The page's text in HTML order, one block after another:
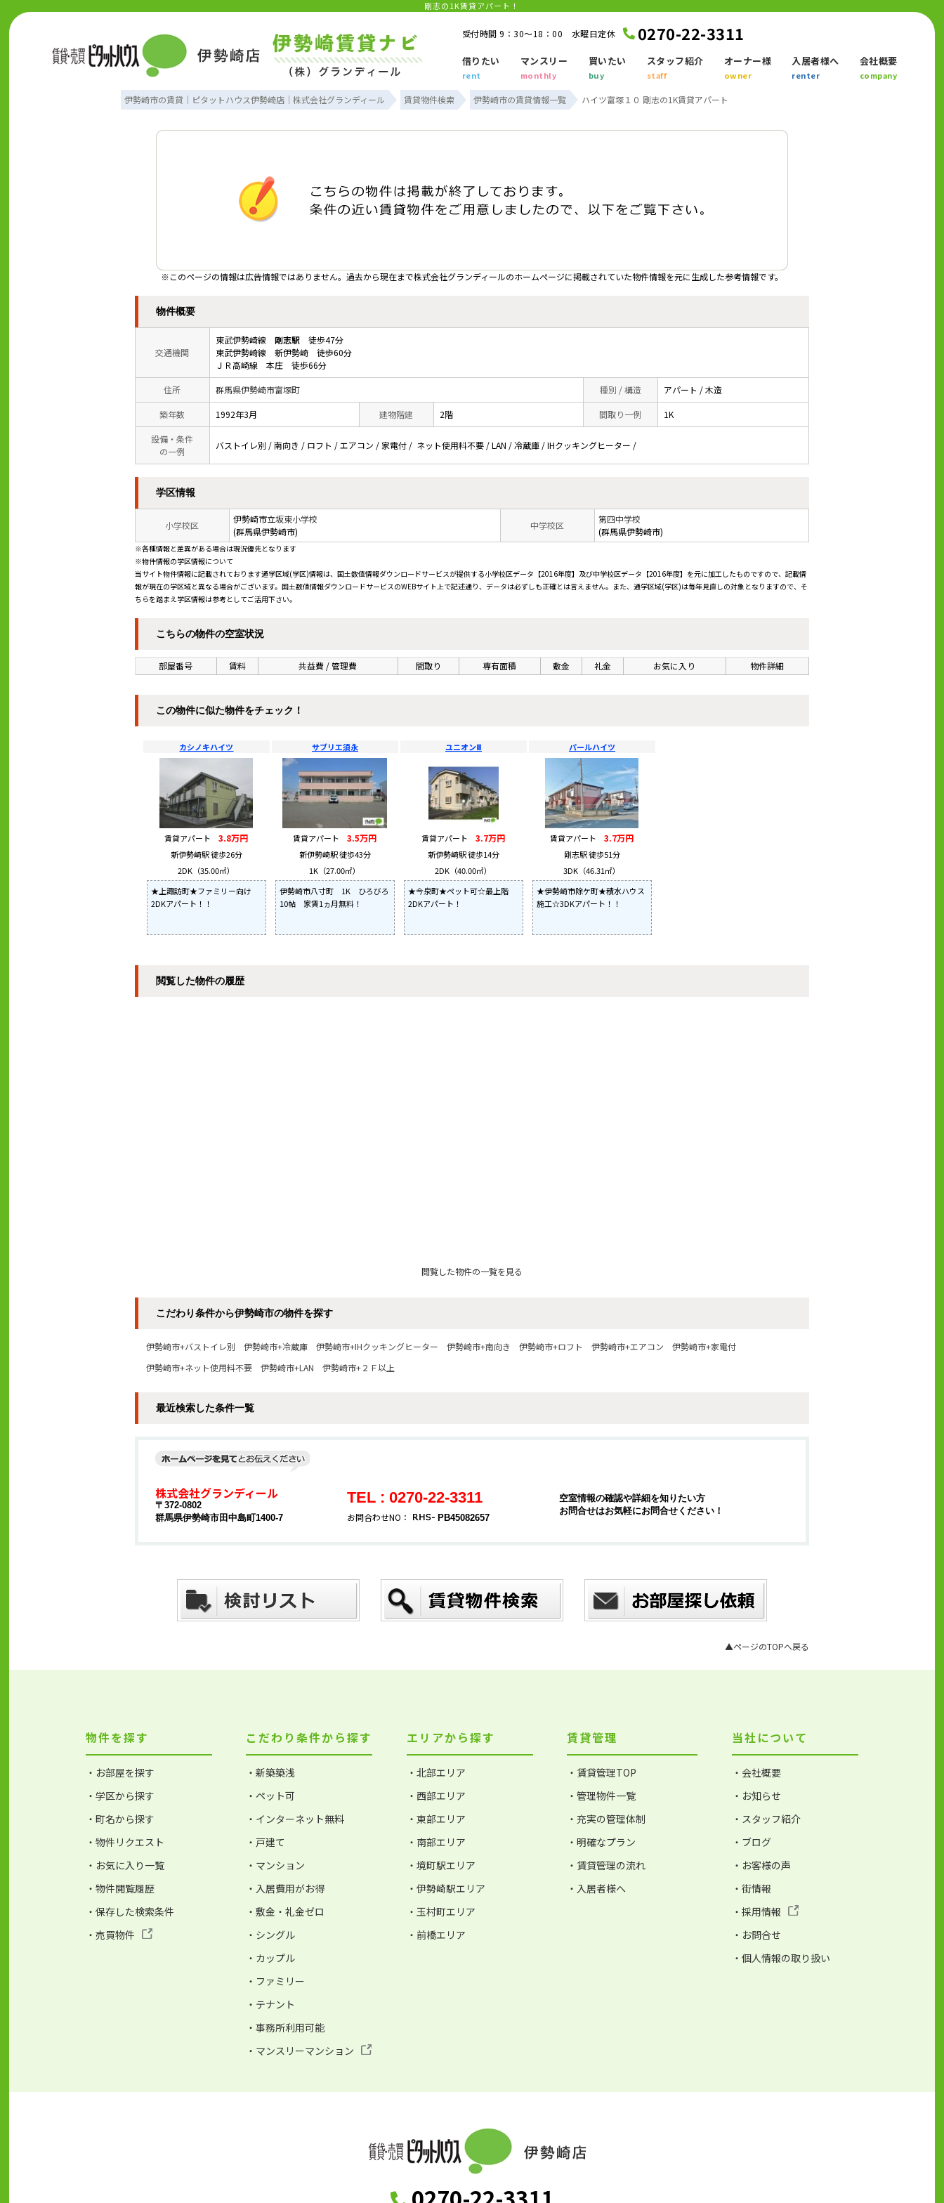
剛志の1K賃貸アパート！
受付時間 9：30～18：00 水曜日定休 0270-22-3311
借りたい
rent
マンスリー
monthly
買いたい
buy
スタッフ紹介
staff
オーナー様
owner
入居者様へ
renter
会社概要
company
伊勢崎市の賃貸｜ピタットハウス伊勢崎店｜株式会社グランディール 賃貸物件検索 伊勢崎市の賃貸情報一覧 ハイツ富塚１０ 剛志の1K賃貸アパート
※このページの情報は広告情報ではありません。過去から現在まで株式会社グランディールのホームぺージに掲載されていた物件情報を元に生成した参考情報です。
物件概要
交通機関
東武伊勢崎線 剛志駅徒歩47分
東武伊勢崎線 新伊勢崎 徒歩60分
ＪＲ高崎線 本庄 徒歩66分
住所 群馬県伊勢崎市富塚町 種別 / 構造 アパート / 木造
築年数 1992年3月 建物階建 2階 間取り一例 1K
設備・条件
の一例
バストイレ別 / 南向き / ロフト / エアコン / 家電付 / ネット使用料不要 / LAN / 冷蔵庫 / IHクッキングヒーター /
学区情報
小学校区
伊勢崎市立坂東小学校
(群馬県伊勢崎市)
中学校区
第四中学校
(群馬県伊勢崎市)
※各種情報と差異がある場合は現況優先となります
※物件情報の学区情報について
当サイト物件情報に記載されております通学区域(学区)情報は、国土数値情報ダウンロードサービスが提供する小学校区データ【2016年度】及び中学校区データ【2016年度】を元に加工したものですので、記載情
報が現在の学区域と異なる場合がございます。国土数値情報ダウンロードサービスのWEBサイト上で記述通り、データは必ずしも正確とは言えません。また、通学区域(学区)は毎年見直しの対象となりますので、そ
ちらを踏まえ学区情報は参考としてご活用下さい。
こちらの物件の空室状況
部屋番号 賃料 共益費 / 管理費 間取り 専有面積 敷金 礼金 お気に入り 物件詳細
この物件に似た物件をチェック！
カシノキハイツ
賃貸アパート3.8万円
新伊勢崎駅 徒歩26分
2DK（35.00㎡）
★上諏訪町★ファミリー向け
2DKアパート！！
サブリエ須永
賃貸アパート3.5万円
新伊勢崎駅 徒歩43分
1K（27.00㎡）
伊勢崎市八寸町 1K ひろびろ
10帖 家賃1ヵ月無料！
ユニオンⅢ
賃貸アパート3.7万円
新伊勢崎駅 徒歩14分
2DK（40.00㎡）
★今泉町★ペット可☆最上階
2DKアパート！
パールハイツ
賃貸アパート3.7万円
剛志駅 徒歩51分
3DK（46.31㎡）
★伊勢崎市除ケ町★積水ハウス
施工☆3DKアパート！！
閲覧した物件の履歴
閲覧した物件の一覧を見る
こだわり条件から伊勢崎市の物件を探す
伊勢崎市+バストイレ別 伊勢崎市+冷蔵庫 伊勢崎市+IHクッキングヒーター 伊勢崎市+南向き 伊勢崎市+ロフト 伊勢崎市+エアコン
伊勢崎市+家電付
伊勢崎市+ネット使用料不要
伊勢崎市+LAN 伊勢崎市+２Ｆ以上
最近検索した条件一覧
株式会社グランディール
〒372-0802
群馬県伊勢崎市田中島町1400-7
TEL : 0270-22-3311
お問合わせNO： PB45082657
空室情報の確認や詳細を知りたい方
お問合せはお気軽にお問合せください！
▲ページのTOPへ戻る
物件を探す
・お部屋を探す
・学区から探す
・町名から探す
・物件リクエスト
・お気に入り一覧
・物件閲覧履歴
・保存した検索条件
・売買物件
こだわり条件から探す
・新築築浅
・ペット可
・インターネット無料
・戸建て
・マンション
・入居費用がお得
・敷金・礼金ゼロ
・シングル
・カップル
・ファミリー
・テナント
・事務所利用可能
・マンスリーマンション
エリアから探す
・北部エリア
・西部エリア
・東部エリア
・南部エリア
・境町駅エリア
・伊勢崎駅エリア
・玉村町エリア
・前橋エリア
賃貸管理
・賃貸管理TOP
・管理物件一覧
・充実の管理体制
・明確なプラン
・賃貸管理の流れ
・入居者様へ
当社について
・会社概要
・お知らせ
・スタッフ紹介
・ブログ
・お客様の声
・街情報
・採用情報
・お問合せ
・個人情報の取り扱い